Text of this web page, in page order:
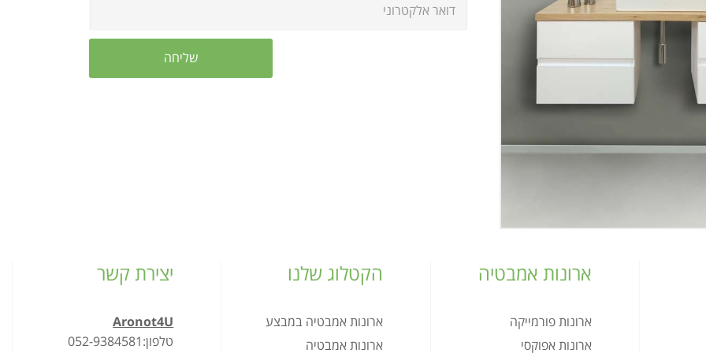
ארונות אמבטיה
ארונות פורמייקה
ארונות אפוקסי
הקטלוג שלנו
ארונות אמבטיה במבצע
ארונות אמבטיה
יצירת קשר
Aronot4U
טלפון:052-9384581